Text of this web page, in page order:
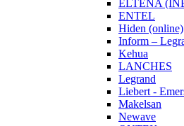
ELTENA
ENTEL
Hiden (online)
Inform –
Kehua
LANCHES
Legrand
Liebert -
Makelsan
Newave